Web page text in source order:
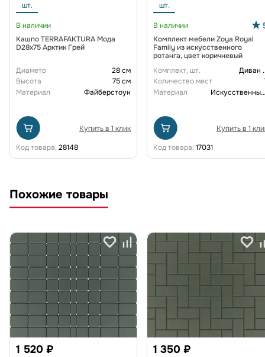
шт.
В наличии
Кашпо TERRAFAKTURA Мода
D28x75 Арктик Грей
Диаметр
28 см
Высота
75 см
Материал
Файберстоун
Купить в 1 клик
Код товара: 28148
шт.
В наличии
Комплект мебели Zoya Royal
Family из искусственного
ротанга, цвет коричневый
Комплект, шт.
Диван
Количество мест
Материал
Искусственный ротанг
Купить в 1
Код товара: 17031
Похожие товары
1 520 ₽ 1 350 ₽